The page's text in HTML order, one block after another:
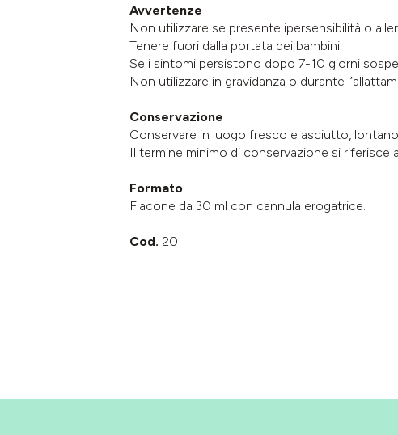
Avvertenze
Non utilizzare se presente ipersensibilità o
Tenere fuori dalla portata dei bambini.
Se i sintomi persistono dopo 7-10 giorni
Non utilizzare in gravidanza o durante
Conservazione
Conservare in luogo fresco e asciutto,
Il termine minimo di conservazione si
Formato
Flacone da 30 ml con cannula erogatrice.
Cod. 20